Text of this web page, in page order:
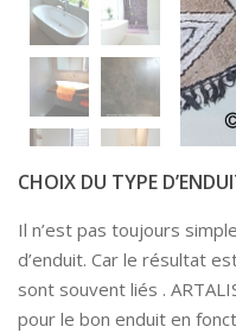
CHOIX DU TYPE
Il n’est pas toujours
d’enduit. Car le résultat
sont souvent liés .
pour le bon enduit en